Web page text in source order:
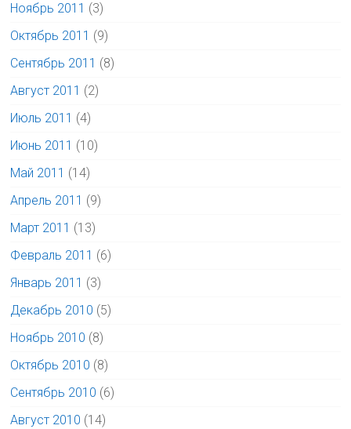
Ноябрь 2011 (3)
Октябрь 2011 (9)
Сентябрь 2011 (8)
Август 2011 (2)
Июль 2011 (4)
Июнь 2011 (10)
Май 2011 (14)
Апрель 2011 (9)
Март 2011 (13)
Февраль 2011 (6)
Январь 2011 (3)
Декабрь 2010 (5)
Ноябрь 2010 (8)
Октябрь 2010 (8)
Сентябрь 2010 (6)
Август 2010 (14)